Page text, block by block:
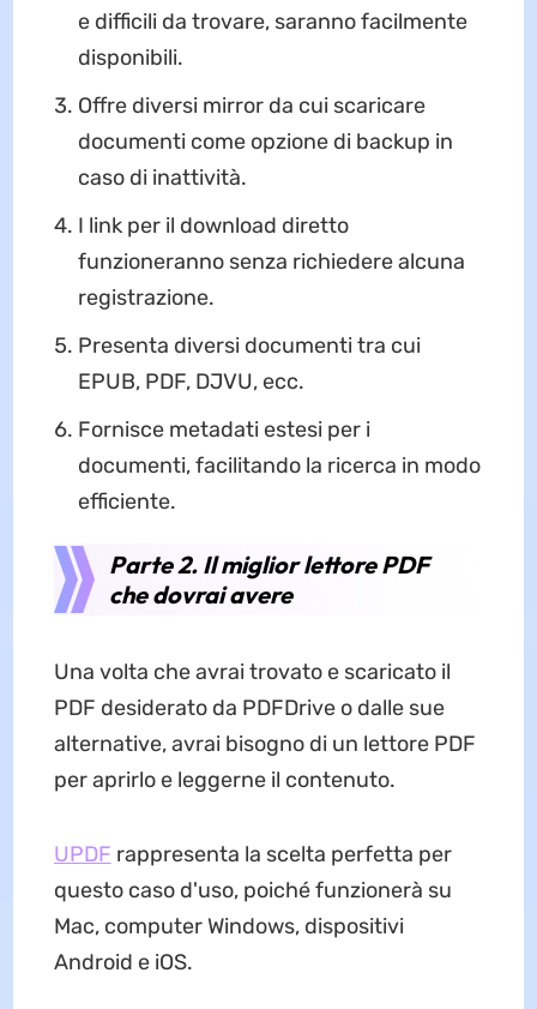
e difficili da trovare, saranno facilmente
disponibili.
Offre diversi mirror da cui scaricare
documenti come opzione di backup in
caso di inattività.
I link per il download diretto
funzioneranno senza richiedere alcuna
registrazione.
Presenta diversi documenti tra cui
EPUB, PDF, DJVU, ecc.
Fornisce metadati estesi per i
documenti, facilitando la ricerca in modo
efficiente.
Parte 2. Il miglior lettore PDF
che dovrai avere
Una volta che avrai trovato e scaricato il
PDF desiderato da PDFDrive o dalle sue
alternative, avrai bisogno di un lettore PDF
per aprirlo e leggerne il contenuto.
UPDF rappresenta la scelta perfetta per
questo caso d'uso, poiché funzionerà su
Mac, computer Windows, dispositivi
Android e iOS.